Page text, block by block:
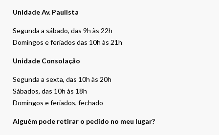
Unidade Av. Paulista
Segunda a sábado, das 9h às 22h
Domingos e feriados das 10h às 21h
Unidade Consolação
Segunda a sexta, das 10h às 20h
Sábados, das 10h às 18h
Domingos e feriados, fechado
Alguém pode retirar o pedido no meu lugar?